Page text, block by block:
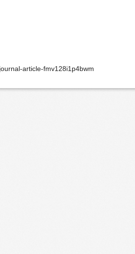
article-fmv128i1p4bwm